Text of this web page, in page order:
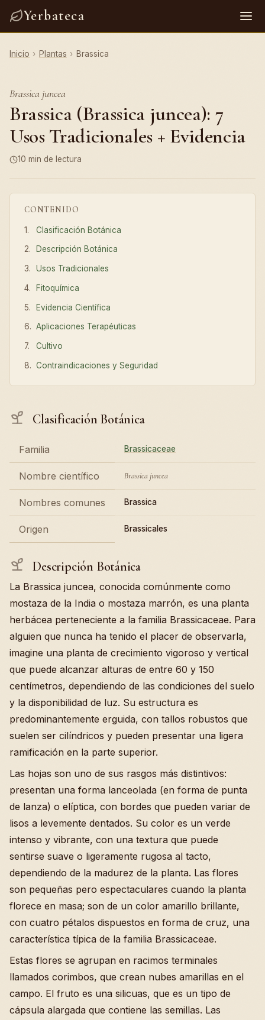
Yerbateca
Inicio › Plantas › Brassica
Brassica juncea
Brassica (Brassica juncea): 7
Usos Tradicionales + Evidencia
10 min de lectura
CONTENIDO
Clasificación Botánica
Descripción Botánica
Usos Tradicionales
Fitoquímica
Evidencia Científica
Aplicaciones Terapéuticas
Cultivo
Contraindicaciones y Seguridad
Clasificación Botánica
Familia Brassicaceae
Nombre científico Brassica juncea
Nombres comunes Brassica
Origen Brassicales
Descripción Botánica
La Brassica juncea, conocida comúnmente como
mostaza de la India o mostaza marrón, es una planta
herbácea perteneciente a la familia Brassicaceae. Para
alguien que nunca ha tenido el placer de observarla,
imagine una planta de crecimiento vigoroso y vertical
que puede alcanzar alturas de entre 60 y 150
centímetros, dependiendo de las condiciones del suelo
y la disponibilidad de luz. Su estructura es
predominantemente erguida, con tallos robustos que
suelen ser cilíndricos y pueden presentar una ligera
ramificación en la parte superior.
Las hojas son uno de sus rasgos más distintivos:
presentan una forma lanceolada (en forma de punta
de lanza) o elíptica, con bordes que pueden variar de
lisos a levemente dentados. Su color es un verde
intenso y vibrante, con una textura que puede
sentirse suave o ligeramente rugosa al tacto,
dependiendo de la madurez de la planta. Las flores
son pequeñas pero espectaculares cuando la planta
florece en masa; son de un color amarillo brillante,
con cuatro pétalos dispuestos en forma de cruz, una
característica típica de la familia Brassicaceae.
Estas flores se agrupan en racimos terminales
llamados corimbos, que crean nubes amarillas en el
campo. El fruto es una silicuas, que es un tipo de
cápsula alargada que contiene las semillas. Las